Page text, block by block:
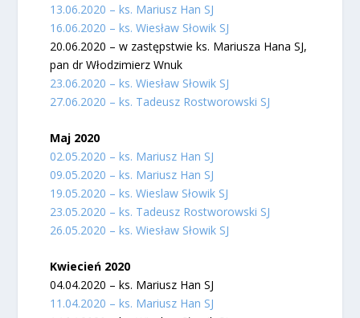
13.06.2020 – ks. Mariusz Han SJ
16.06.2020 – ks. Wiesław Słowik SJ
20.06.2020 – w zastępstwie ks. Mariusza Hana SJ,
pan dr Włodzimierz Wnuk
23.06.2020 – ks. Wiesław Słowik SJ
27.06.2020 – ks. Tadeusz Rostworowski SJ
Maj 2020
02.05.2020 – ks. Mariusz Han SJ
09.05.2020 – ks. Mariusz Han SJ
19.05.2020 – ks. Wieslaw Słowik SJ
23.05.2020 – ks. Tadeusz Rostworowski SJ
26.05.2020 – ks. Wiesław Słowik SJ
Kwiecień 2020
04.04.2020 – ks. Mariusz Han SJ
11.04.2020 – ks. Mariusz Han SJ